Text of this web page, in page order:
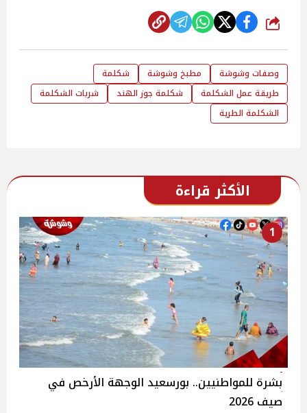
شارك
وصفات وشوشة مطبخ وشوشة
شكلمة
طريقة عمل الشكلمة
شكلمة جوز الهند
شربات الشكلمة
الشكلمة الطرية
الأكثر قراءة
1
بشرة للمواطنيين.. بورسعيد الوجهة الأرخص في
صيف 2026